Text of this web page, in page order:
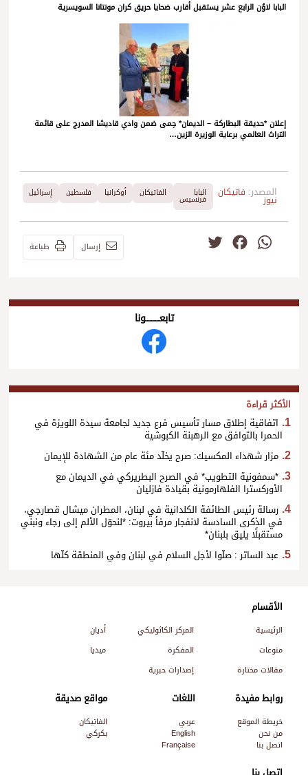
البابا لاوُن الرابع عشر يستقبل أقارب ضحايا حريق كران مونتانا السويسرية
إعلان *حديقة البطاركة – الديمان* حِمى ضمن وادي قاديشا المدرج على قائمة
التراث العالمي برعاية الوزيرة الزين…
المصدر: فاتيكان
نيوز
البابا
فرنسيس
الفاتيكان أوكرانيا فلسطين إسرائيل
WhatsApp
Facebook إرسال طباعة
تابعــــــــــونا
الأكثر قراءة
اتفاقية إطلاق مسار تأسيس فرع جديد لجامعة سيدة اللويزة في
الحمرا بالتوافق مع الرهبنة الكبوشية
مزار شهداء المكسيك: صرح يخلّد مئة عام من الشهادة للإيمان
*سمفونية التطويب* في الصرح البطريركي في الديمان مع
الأوركسترا الفلهارمونية بقيادة فازليان
رسالة رئيس الطائفة الكلدانية في لبنان، المطران ميشال قصارجي،
في الذكرى السادسة لانفجار مرفأ بيروت: *لنحوّل الألم إلى رجاء ونبني
مستقبلًا يليق بلبنان*
عبد الساتر : صلّوا لأجل السلام في لبنان وفي المنطقة كلّها
الأقسام
الرئيسية المركز الكاثوليكي
أديان
منوعات
المفكرة
ميديا
مقالات مختارة
إصدارات حبرية
روابط مفيدة
خريطة الموقع
من نحن
اتصل بنا
اللغات
عربي
English
Française
مواقع صديقة
الفاتيكان
بكركي